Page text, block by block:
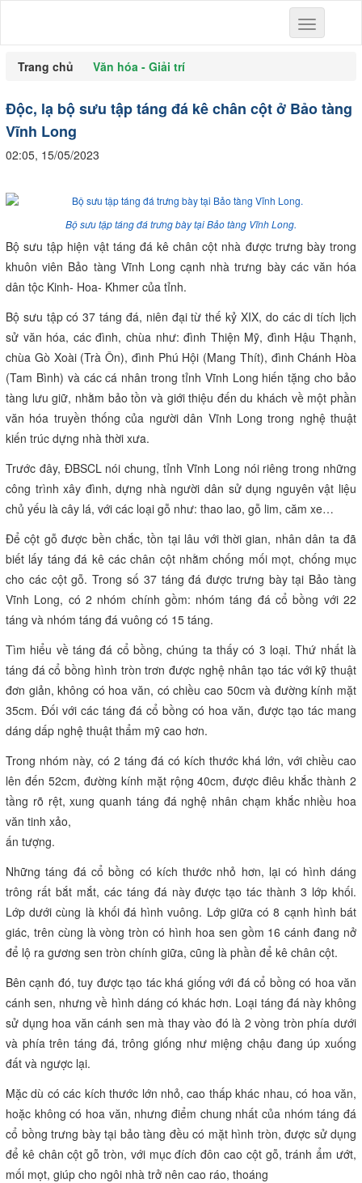
Toggle
navigation
Trang chủ
Văn hóa - Giải trí
​Độc, lạ bộ sưu tập táng đá kê chân cột ở Bảo tàng
Vĩnh Long
02:05, 15/05/2023
Bộ sưu tập táng đá trưng bày tại Bảo tàng Vĩnh Long.
Bộ sưu tập hiện vật táng đá kê chân cột nhà được trưng bày trong
khuôn viên Bảo tàng Vĩnh Long cạnh nhà trưng bày các văn hóa
dân tộc Kinh- Hoa- Khmer của tỉnh.
Bộ sưu tập có 37 táng đá, niên đại từ thế kỷ XIX, do các di tích lịch
sử văn hóa, các đình, chùa như: đình Thiện Mỹ, đình Hậu Thạnh,
chùa Gò Xoài (Trà Ôn), đình Phú Hội (Mang Thít), đình Chánh Hòa
(Tam Bình) và các cá nhân trong tỉnh Vĩnh Long hiến tặng cho bảo
tàng lưu giữ, nhằm bảo tồn và giới thiệu đến du khách về một phần
văn hóa truyền thống của người dân Vĩnh Long trong nghệ thuật
kiến trúc dựng nhà thời xưa.
Trước đây, ĐBSCL nói chung, tỉnh Vĩnh Long nói riêng trong những
công trình xây đình, dựng nhà người dân sử dụng nguyên vật liệu
chủ yếu là cây lá, với các loại gỗ như: thao lao, gỗ lim, căm xe…
Để cột gỗ được bền chắc, tồn tại lâu với thời gian, nhân dân ta đã
biết lấy táng đá kê các chân cột nhằm chống mối mọt, chống mục
cho các cột gỗ. Trong số 37 táng đá được trưng bày tại Bảo tàng
Vĩnh Long, có 2 nhóm chính gồm: nhóm táng đá cổ bồng với 22
táng và nhóm táng đá vuông có 15 táng.
Tìm hiểu về táng đá cổ bồng, chúng ta thấy có 3 loại. Thứ nhất là
táng đá cổ bồng hình tròn trơn được nghệ nhân tạo tác với kỹ thuật
đơn giản, không có hoa văn, có chiều cao 50cm và đường kính mặt
35cm. Đối với các táng đá cổ bồng có hoa văn, được tạo tác mang
dáng dấp nghệ thuật thẩm mỹ cao hơn.
Trong nhóm này, có 2 táng đá có kích thước khá lớn, với chiều cao
lên đến 52cm, đường kính mặt rộng 40cm, được điêu khắc thành 2
tầng rõ rệt, xung quanh táng đá nghệ nhân chạm khắc nhiều hoa
văn tinh xảo,
ấn tượng.
Những táng đá cổ bồng có kích thước nhỏ hơn, lại có hình dáng
trông rất bắt mắt, các táng đá này được tạo tác thành 3 lớp khối.
Lớp dưới cùng là khối đá hình vuông. Lớp giữa có 8 cạnh hình bát
giác, trên cùng là vòng tròn có hình hoa sen gồm 16 cánh đang nở
để lộ ra gương sen tròn chính giữa, cũng là phần để kê chân cột.
Bên cạnh đó, tuy được tạo tác khá giống với đá cổ bồng có hoa văn
cánh sen, nhưng về hình dáng có khác hơn. Loại táng đá này không
sử dụng hoa văn cánh sen mà thay vào đó là 2 vòng tròn phía dưới
và phía trên táng đá, trông giống như miệng chậu đang úp xuống
đất và ngược lại.
Mặc dù có các kích thước lớn nhỏ, cao thấp khác nhau, có hoa văn,
hoặc không có hoa văn, nhưng điểm chung nhất của nhóm táng đá
cổ bồng trưng bày tại bảo tàng đều có mặt hình tròn, được sử dụng
để kê chân cột gỗ tròn, với mục đích đôn cao cột gỗ, tránh ẩm ướt,
mối mọt, giúp cho ngôi nhà trở nên cao ráo, thoáng